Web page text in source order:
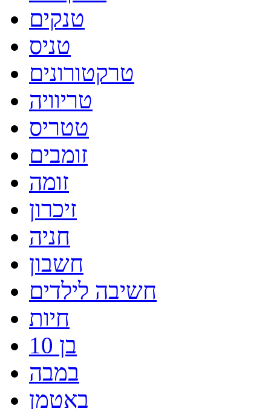
טנקים
טניס
טרקטורונים
טריוויה
טטריס
זומבים
זומה
זיכרון
חניה
חשבון
חשיבה לילדים
חיות
בן 10
במבה
באטמן